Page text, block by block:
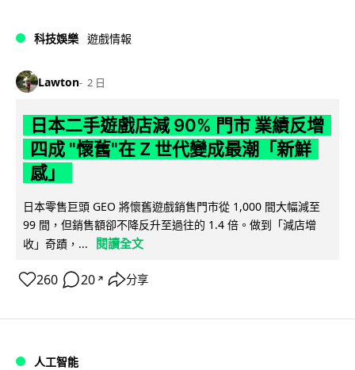
科技娛樂 遊戲情報
Lawton 2 日
日本二手遊戲店減 90% 門市 業績反增
四成 "懷舊"在 Z 世代變成最潮「新鮮
感」
日本零售巨頭 GEO 將懷舊遊戲銷售門市從 1,000 間大幅減至
99 間，但銷售額卻不降反升至過往的 1.4 倍。做到「減店增
收」奇蹟，...
閱讀全文
260 20 ↗ 分享
人工智能